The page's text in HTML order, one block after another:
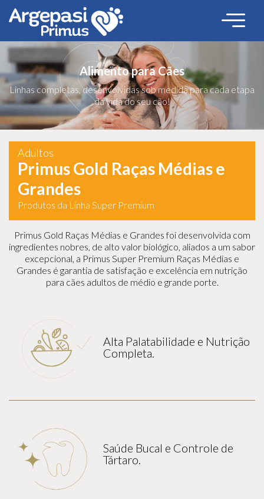
Alimento para Cães
Linhas completas, desenvolvidas sob medida para cada etapa
da vida do seu cão!
Adultos
Primus Gold Raças Médias e
Grandes
Produtos da Linha Super Premium
Primus Gold Raças Médias e Grandes foi desenvolvida com
ingredientes nobres, de alto valor biológico, aliados a um sabor
excepcional, a Primus Super Premium Raças Médias e
Grandes é garantia de satisfação e excelência em nutrição
para cães adultos de médio e grande porte.
Alta Palatabilidade e Nutrição
Completa.
Saúde Bucal e Controle de
Tártaro.